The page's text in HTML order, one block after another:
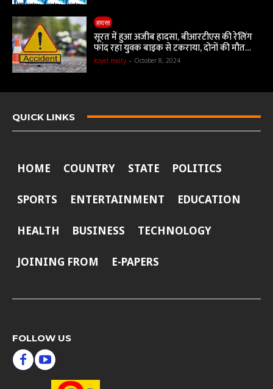
हादसा
सूरत में हुआ अजीब हादसा, बीआरटीएस की रेलिंग
फांद रहा युवक बाइक से टकराया, दोनों की मौत…
koyel maity - October 8, 2024
QUICK LINKS
HOME COUNTRY STATE POLITICS
SPORTS ENTERTAINMENT EDUCATION
HEALTH BUSINESS TECHNOLOGY
JOINING FROM E-PAPERS
FOLLOW US